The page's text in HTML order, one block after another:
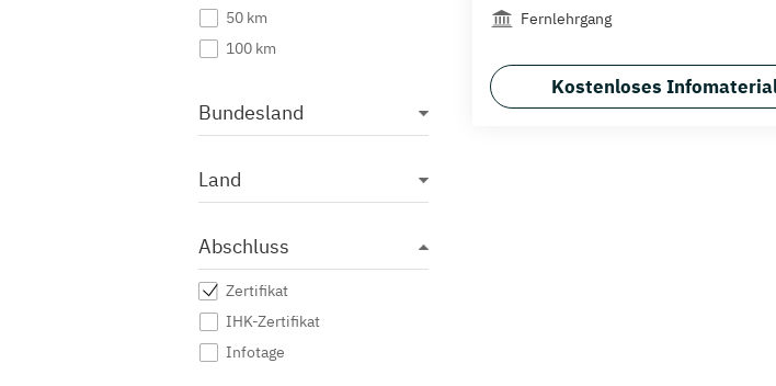
50 km
100 km
Bundesland
Land
Abschluss
Zertifikat
IHK-Zertifikat
Infotage
Fernlehrgang
Kostenloses